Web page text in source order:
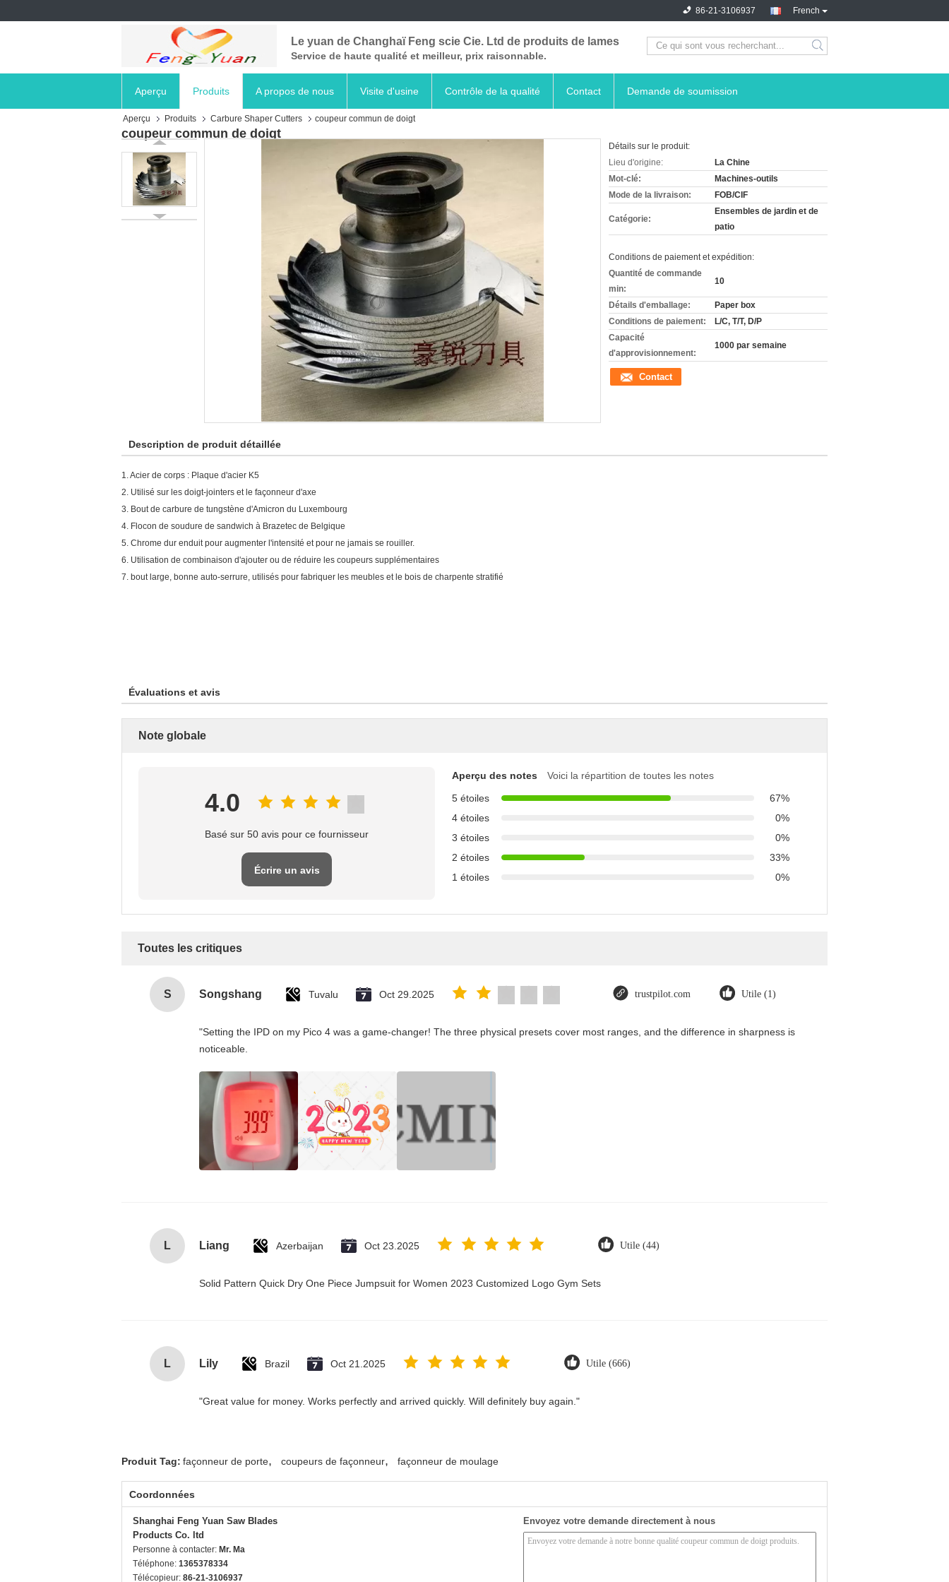
French
86-21-3106937
Le yuan de Changhaï Feng scie Cie. Ltd de produits de lames
Service de haute qualité et meilleur, prix raisonnable.
Aperçu Produits A propos de nous Visite d'usine Contrôle de la qualité Contact Demande de soumission
Aperçu Produits Carbure Shaper Cutters coupeur commun de doigt
coupeur commun de doigt
Détails sur le produit:
Lieu d'origine:
La Chine
Mot-clé:
Machines-outils
Mode de la livraison:
FOB/CIF
Catégorie:
Ensembles de jardin et de
patio
Conditions de paiement et expédition:
Quantité de commande
min:
10
Détails d'emballage:
Paper box
Conditions de paiement:
L/C, T/T, D/P
Capacité
d'approvisionnement:
1000 par semaine
Contact
Description de produit détaillée
1.Acier de corps : Plaque d'acier K5
2. Utilisé sur les doigt-jointers et le façonneur d'axe
3. Bout de carbure de tungstène d'Amicron du Luxembourg
4. Flocon de soudure de sandwich à Brazetec de Belgique
5. Chrome dur enduit pour augmenter l'intensité et pour ne jamais se rouiller.
6. Utilisation de combinaison d'ajouter ou de réduire les coupeurs supplémentaires
7. bout large, bonne auto-serrure, utilisés pour fabriquer les meubles et le bois de charpente stratifié
Évaluations et avis
Note globale
4.0
Basé sur 50 avis pour ce fournisseur
Écrire un avis
Aperçu des notes
Voici la répartition de toutes les notes
5 étoiles
67%
4 étoiles
0%
3 étoiles
0%
2 étoiles
33%
1 étoiles
0%
Toutes les critiques
S Songshang Tuvalu Oct 29.2025 trustpilot.com Utile (1)
"Setting the IPD on my Pico 4 was a game-changer! The three physical presets cover most ranges, and the difference in sharpness is
noticeable.
L Liang Azerbaijan Oct 23.2025 Utile (44)
Solid Pattern Quick Dry One Piece Jumpsuit for Women 2023 Customized Logo Gym Sets
L Lily Brazil Oct 21.2025 Utile (666)
"Great value for money. Works perfectly and arrived quickly. Will definitely buy again."
Produit Tag: façonneur de porte, coupeurs de façonneur, façonneur de moulage
Coordonnées
Shanghai Feng Yuan Saw Blades
Products Co. ltd
Personne à contacter: Mr. Ma
Téléphone: 1365378334
Télécopieur: 86-21-3106937
Envoyez votre demande directement à nous